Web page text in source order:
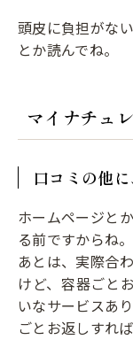
頭皮に負担がな
とか読んでね。
マイナチュ
口コミの他
ホームページと
る前ですからね。
あとは、実際合
けど、容器ごと
いなサービスあ
ごとお返しすれ